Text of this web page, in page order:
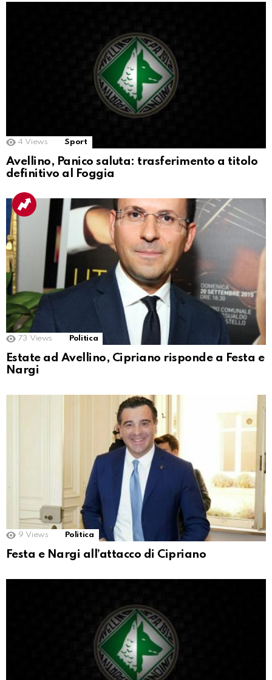
4 Views Sport
Avellino, Panico saluta: trasferimento a titolo
definitivo al Foggia
73 Views Politica
Estate ad Avellino, Cipriano risponde a Festa e
Nargi
9 Views Politica
Festa e Nargi all’attacco di Cipriano